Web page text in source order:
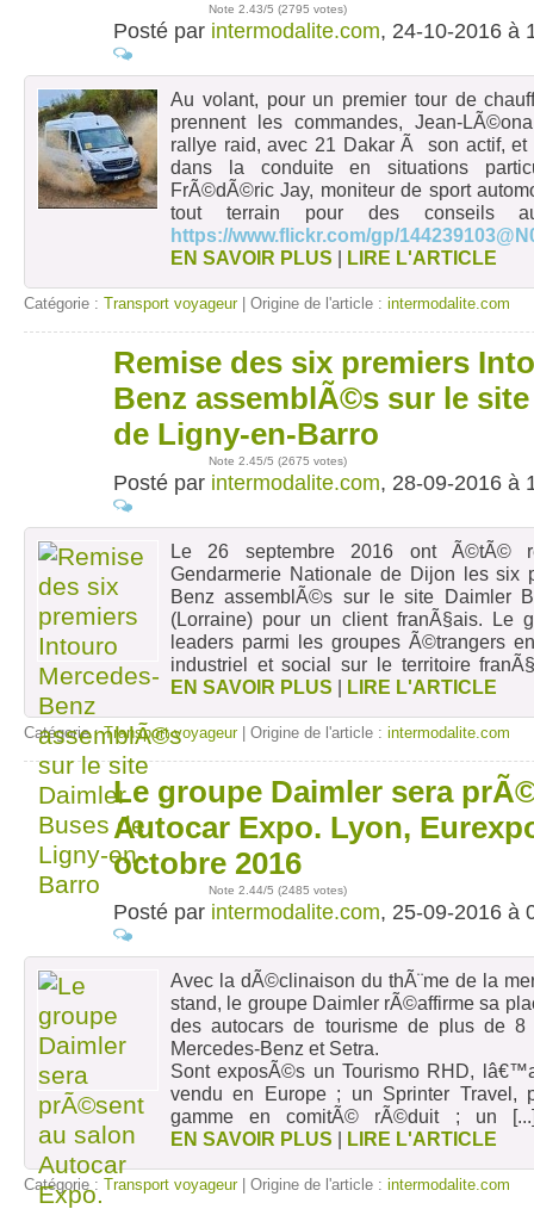
Note 2.43/5 (2795 votes)
Posté par intermodalite.com, 24-10-2016 à
Au volant, pour un premier tour de
prennent les commandes, Jean-
rallye raid, avec 21 Dakar Ã son actif,
dans la conduite en situations
FrÃ©dÃ©ric Jay, moniteur de sport
tout terrain pour des conseils
https://www.flickr.com/gp/
EN SAVOIR PLUS | LIRE L'ARTICLE
Catégorie : Transport voyageur| Origine de l'article : intermodalite.com
Remise des six premiers
Benz assemblÃ©s sur le
de Ligny-en-Barro
Note 2.45/5 (2675 votes)
Posté par intermodalite.com, 28-09-2016 à
Le 26 septembre 2016 ont
Gendarmerie Nationale de Dijon les six
Benz assemblÃ©s sur le site Daimler
(Lorraine) pour un client franÃ§ais. Le
leaders parmi les groupes Ã©trangers
industriel et social sur le territoire
EN SAVOIR PLUS | LIRE L'ARTICLE
Catégorie :Transport voyageur| Origine de l'article : intermodalite.com
25
sept
Le groupe Daimler sera
Autocar Expo. Lyon,
octobre 2016
Note 2.44/5 (2485 votes)
Posté par intermodalite.com, 25-09-2016 à
Avec la dÃ©clinaison du thÃ¨me de la
stand, le groupe Daimler rÃ©affirme sa
des autocars de tourisme de plus de 8
Mercedes-Benz et Setra.
Sont exposÃ©s un Tourismo RHD,
vendu en Europe ; un Sprinter Travel,
gamme en comitÃ© rÃ©duit ; un
EN SAVOIR PLUS | LIRE L'ARTICLE
Catégorie : Transport voyageur| Origine de l'article : intermodalite.com